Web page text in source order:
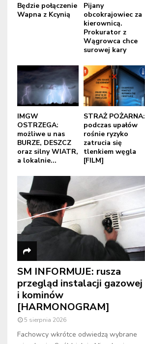
Będzie połączenie
Wapna z Kcynią
Pijany
obcokrajowiec za
kierownicą.
Prokurator z
Wągrowca chce
surowej kary
IMGW
OSTRZEGA:
możliwe u nas
BURZE, DESZCZ
oraz silny WIATR,
a lokalnie...
STRAŻ POŻARNA:
podczas upałów
rośnie ryzyko
zatrucia się
tlenkiem węgla
[FILM]
SM INFORMUJE: rusza
przegląd instalacji gazowej
i kominów
[HARMONOGRAM]
5 sierpnia 2026
Fachowcy wkrótce odwiedzą wybrane